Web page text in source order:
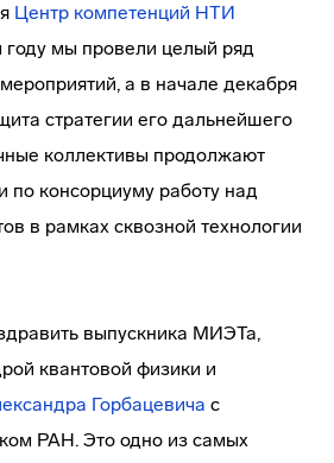
Центр компетенций НТИ
году мы провели целый ряд
а в начале декабря
стратегии его дальнейшего
коллективы продолжают
по консорциуму работу над
в рамках сквозной технологии
выпускника МИЭТа,
квантовой физики и
Горбацевича с
РАН. Это одно из самых